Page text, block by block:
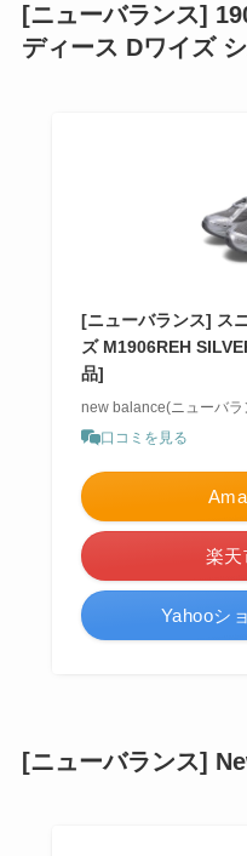
[ニューバランス]
ディース Dワイズ
[ニューバランス] ス
ズ M1906REH
品]
new balance(ニューバラ
口コミを見る
楽天
Yahooシ
[ニューバランス]